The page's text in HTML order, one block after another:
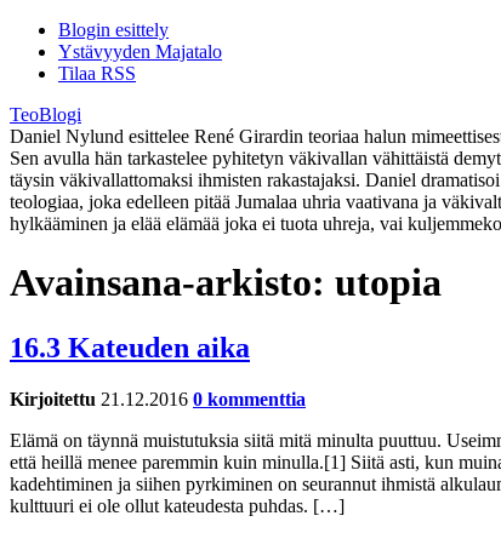
Blogin esittely
Ystävyyden Majatalo
Tilaa RSS
TeoBlogi
Daniel Nylund esittelee René Girardin teoriaa halun
Sen avulla hän tarkastelee pyhitetyn väkivallan vähittäistä
täysin väkivallattomaksi ihmisten rakastajaksi. Daniel
teologiaa, joka edelleen pitää Jumalaa uhria vaativana ja
hylkääminen ja elää elämää joka ei tuota uhreja, vai
Avainsana-arkisto: utopia
16.3 Kateuden aika
Kirjoitettu 21.12.2016 0 kommenttia
Elämä on täynnä muistutuksia siitä mitä minulta puuttuu.
että heillä menee paremmin kuin minulla.[1] Siitä asti, kun
kadehtiminen ja siihen pyrkiminen on seurannut ihmistä
kulttuuri ei ole ollut kateudesta puhdas. […]